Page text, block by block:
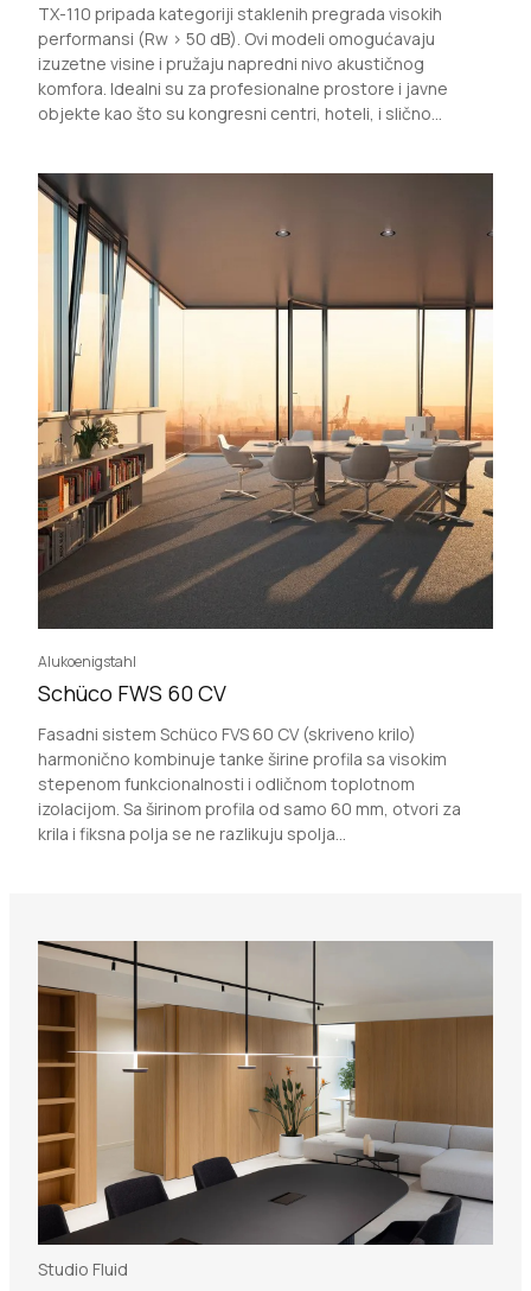
TX-110 pripada kategoriji staklenih pregrada visokih
performansi (Rw > 50 dB). Ovi modeli omogućavaju
izuzetne visine i pružaju napredni nivo akustičnog
komfora. Idealni su za profesionalne prostore i javne
objekte kao što su kongresni centri, hoteli, i slično...
Alukoenigstahl
Schüco FWS 60 CV
Fasadni sistem Schüco FVS 60 CV (skriveno krilo)
harmonično kombinuje tanke širine profila sa visokim
stepenom funkcionalnosti i odličnom toplotnom
izolacijom. Sa širinom profila od samo 60 mm, otvori za
krila i fiksna polja se ne razlikuju spolja...
Studio Fluid